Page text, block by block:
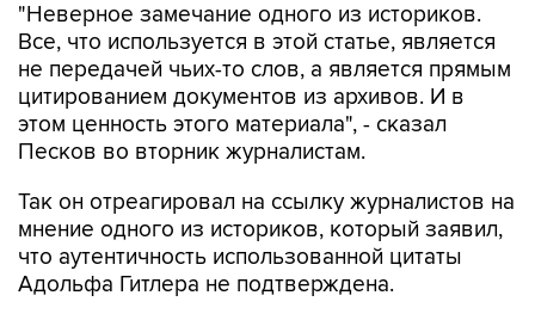
"Неверное замечание одного из историков.
Все, что используется в этой статье, является
не передачей чьих-то слов, а является прямым
цитированием документов из архивов. И в
этом ценность этого материала", - сказал
Песков во вторник журналистам.
Так он отреагировал на ссылку журналистов на
мнение одного из историков, который заявил,
что аутентичность использованной цитаты
Адольфа Гитлера не подтверждена.